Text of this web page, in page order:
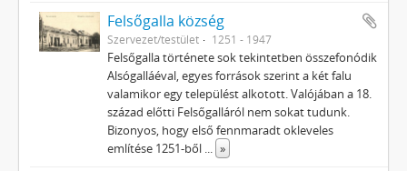
Felsőgalla község
Szervezet/testület 1251 - 1947
Felsőgalla története sok tekintetben összefonódik
Alsógalláéval, egyes források szerint a két falu
valamikor egy települést alkotott. Valójában a 18.
század előtti Felsőgalláról nem sokat tudunk.
Bizonyos, hogy első fennmaradt okleveles
említése 1251-ből ... »